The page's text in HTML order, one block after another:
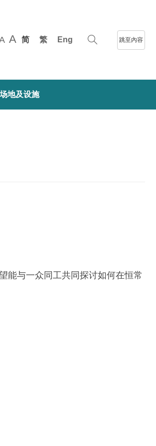
A 简 繁 Eng 跳至內容
地及设施
能与一众同工共同探讨如何在恒常